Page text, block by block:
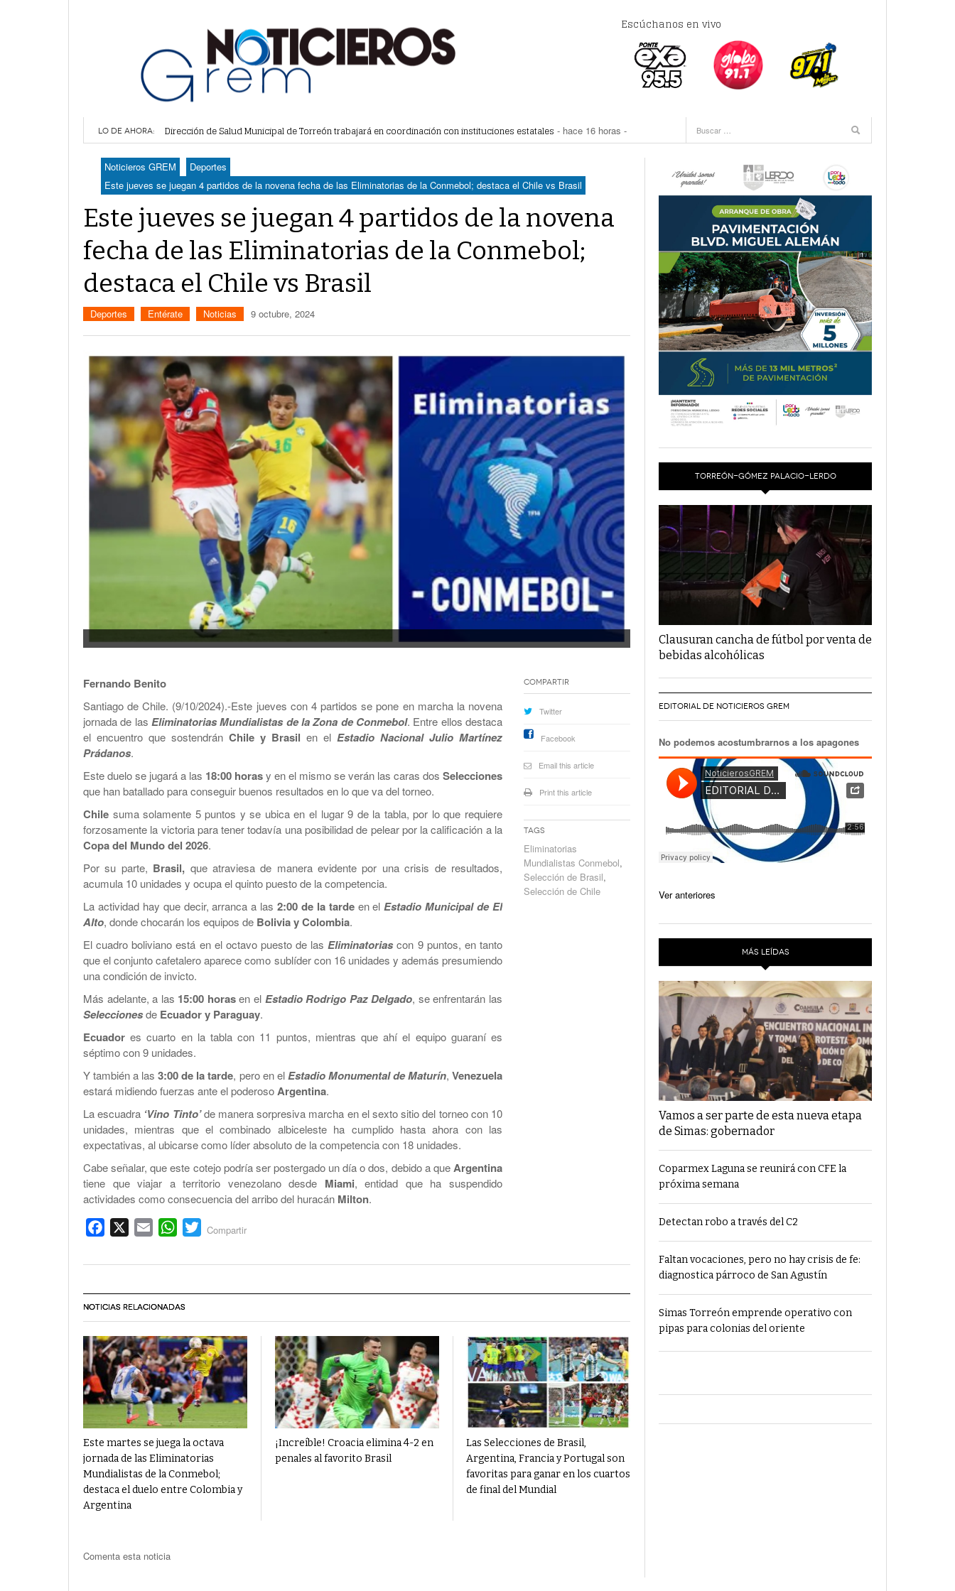
Escúchanos en vivo
LO DE AHORA: Alcalde de Torreón implementa estrategia de espacios y vialidades seguras- hace 16 horas -
Proponen más tecnología para vigilar la movilidad de taxis- hace 17 horas -
Detienen a 18 personas en centro comercial de Torreón
Realizan en Torreón trámites de licencias de construcción- hace 17 horas -
Noticieros GREM
Deportes
Este jueves se juegan 4 partidos de la novena fecha de las Eliminatorias de la Conmebol; destaca el Chile vs Brasil
Este jueves se juegan 4 partidos de la novena
fecha de las Eliminatorias de la Conmebol;
destaca el Chile vs Brasil
Deportes Entérate Noticias 9 octubre, 2024
Fernando Benito
Santiago de Chile. (9/10/2024).-Este jueves con 4 partidos se pone en marcha la novena
jornada de las Eliminatorias Mundialistas de la Zona de Conmebol. Entre ellos destaca
el encuentro que sostendrán Chile y Brasil en el Estadio Nacional Julio Martínez
Prádanos.​
Este duelo se jugará a las 18:00 horasy en el mismo se verán las caras dos Selecciones
que han batallado para conseguir buenos resultados en lo que va del torneo.
Chile suma solamente 5 puntos y se ubica en el lugar 9 de la tabla, por lo que requiere
forzosamente la victoria para tener todavía una posibilidad de pelear por la calificación a la
Copa del Mundo del 2026.
Por su parte, Brasil, que atraviesa de manera evidente por una crisis de resultados,
acumula 10 unidades y ocupa el quinto puesto de la competencia.
La actividad hay que decir, arranca a las2:00 de la tardeen el Estadio Municipal de El
Alto, donde chocarán los equipos de Bolivia y Colombia.
El cuadro boliviano está en el octavo puesto de las Eliminatorias con 9 puntos, en tanto
que el conjunto cafetalero aparece como sublíder con 16 unidades y además presumiendo
una condición de invicto.
Más adelante, a las 15:00 horasen el Estadio Rodrigo Paz Delgado, se enfrentarán las
Seleccionesde Ecuador y Paraguay.
Ecuador es cuarto en la tabla con 11 puntos, mientras que ahí el equipo guaraní es
séptimo con 9 unidades.
Y también a las3:00 de la tarde, pero en elEstadio Monumental de Maturín,Venezuela
estará midiendo fuerzas ante el poderosoArgentina.
La escuadra ‘Vino Tinto’de manera sorpresiva marcha en el sexto sitio del torneo con 10
unidades, mientras que el combinado albiceleste ha cumplido hasta ahora con las
expectativas, al ubicarse como líder absoluto de la competencia con 18 unidades.
Cabe señalar, que este cotejo podría ser postergado un día o dos, debido a queArgentina
tiene que viajar a territorio venezolano desde Miami, entidad que ha suspendido
actividades como consecuencia del arribo del huracán Milton.
Facebook Email WhatsApp
Twitter
Compartir
Compartir
Twitter
Facebook
Email this article
Print this article
Tags
Eliminatorias
Mundialistas Conmebol,
Selección de Brasil,
Selección de Chile
NOTICIAS RELACIONADAS
Este martes se juega la octava
jornada de las Eliminatorias
Mundialistas de la Conmebol;
destaca el duelo entre Colombia y
Argentina
¡Increíble! Croacia elimina 4-2 en
penales al favorito Brasil
Las Selecciones de Brasil,
Argentina, Francia y Portugal son
favoritas para ganar en los cuartos
de final del Mundial
Comenta esta noticia
TORREÓN-GÓMEZ PALACIO-LERDO
Clausuran cancha de fútbol por venta de
bebidas alcohólicas
EDITORIAL DE NOTICIEROS GREM
No podemos acostumbrarnos a los apagones
Ver anteriores
MÁS LEÍDAS
Vamos a ser parte de esta nueva etapa
de Simas: gobernador
Coparmex Laguna se reunirá con CFE la
próxima semana
Detectan robo a través del C2
Faltan vocaciones, pero no hay crisis de fe:
diagnostica párroco de San Agustín
Simas Torreón emprende operativo con
pipas para colonias del oriente